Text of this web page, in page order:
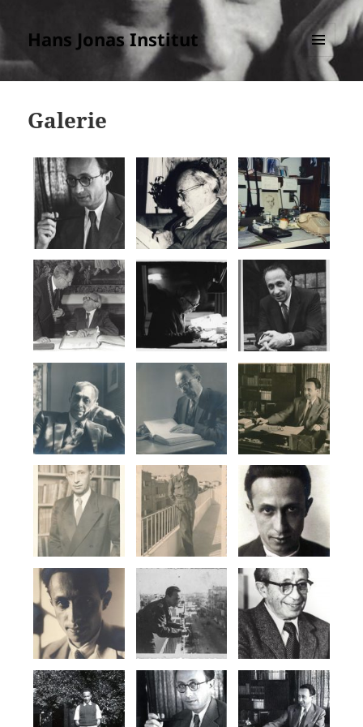
Hans Jonas Institut
MENÜ
UND
Galerie